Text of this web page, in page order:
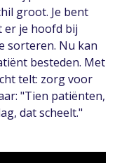
groot. Je bent
er je hoofd bij
sorteren. Nu kan
besteden. Met
telt: zorg voor
"Tien patiënten,
dat scheelt."